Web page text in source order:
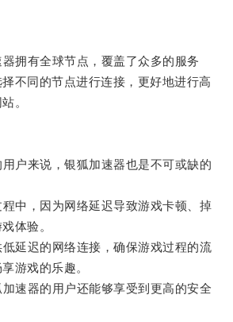
有全球节点，覆盖了众多的服务
不同的节点进行连接，更好地进行高
。
来说，银狐加速器也是不可或缺的
，因为网络延迟导致游戏卡顿、掉
体验。
迟的网络连接，确保游戏过程的流
游戏的乐趣。
器的用户还能够享受到更高的安全